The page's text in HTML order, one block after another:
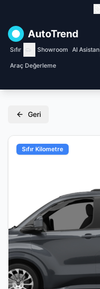
AutoTrend
Sıfır Showroom AI Asistan
Araç Değerleme
Geri
Sıfır Kilometre